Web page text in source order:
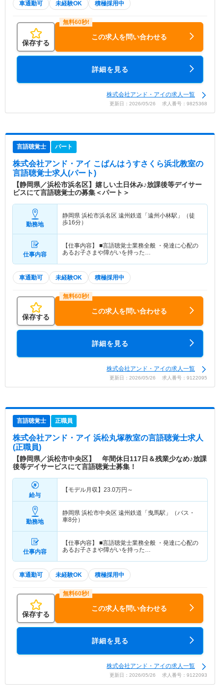
車通勤可 未経験OK 積極採用中
保存する
この求人を問い合わせる
詳細を見る
株式会社アンド・アイの求人一覧
更新日：2026/05/26 求人番号：9825368
言語聴覚士 パート
株式会社アンド・アイ こぱんはうすさくら浜北教室の
言語聴覚士求人(パート)
【静岡県／浜松市浜名区】嬉しい土日休み♪放課後等デイサー
ビスにて言語聴覚士の募集＜パート＞
勤務地
静岡県 浜松市浜名区 遠州鉄道「遠州小林駅」（徒
歩16分）
仕事内容
【仕事内容】 ■言語聴覚士業務全般 ・発達に心配の
あるお子さまや障がいを持った…
車通勤可 未経験OK 積極採用中
保存する
この求人を問い合わせる
詳細を見る
株式会社アンド・アイの求人一覧
更新日：2026/05/26 求人番号：9122095
言語聴覚士 正職員
株式会社アンド・アイ 浜松丸塚教室の言語聴覚士求人
(正職員)
【静岡県／浜松市中央区】 年間休日117日＆残業少なめ♪放課
後等デイサービスにて言語聴覚士募集！
給与
【モデル月収】 23.0万円～
勤務地
静岡県 浜松市中央区 遠州鉄道「曳馬駅」（バス・
車8分）
仕事内容
【仕事内容】 ■言語聴覚士業務全般 ・発達に心配の
あるお子さまや障がいを持った…
車通勤可 未経験OK 積極採用中
保存する
この求人を問い合わせる
詳細を見る
株式会社アンド・アイの求人一覧
更新日：2026/05/26 求人番号：9122093